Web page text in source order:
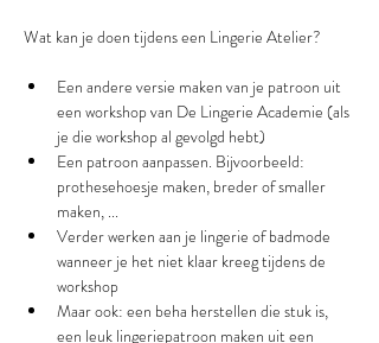
Een andere versie maken van je patroon uit
een workshop van De Lingerie Academie (als
je die workshop al gevolgd hebt)
Een patroon aanpassen. Bijvoorbeeld:
prothesehoesje maken, breder of smaller
maken, ...
Verder werken aan je lingerie of badmode
wanneer je het niet klaar kreeg tijdens de
workshop
Maar ook: een beha herstellen die stuk is,
een leuk lingeriepatroon maken uit een